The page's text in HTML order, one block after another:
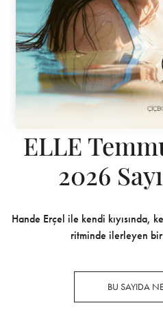
ELLE
2026
Hande Erçel ile kendi kıyısında,
ritminde ilerleyen bir
BU SAYIDA